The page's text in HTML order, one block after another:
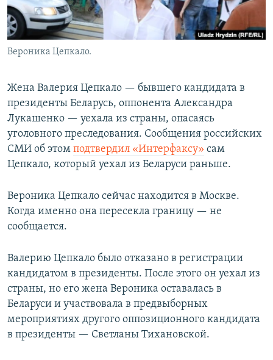
Вероника Цепкало.
Жена Валерия Цепкало — бывшего кандидата в
президенты Беларусь, оппонента Александра
Лукашенко — уехала из страны, опасаясь
уголовного преследования. Сообщения российских
СМИ об этом подтвердил «Интерфаксу» сам
Цепкало, который уехал из Беларуси раньше.​
Вероника Цепкало сейчас находится в Москве.
Когда именно она пересекла границу — не
сообщается.
Валерию Цепкало было отказано в регистрации
кандидатом в президенты. После этого он уехал из
страны, но его жена Вероника оставалась в
Беларуси и участвовала в предвыборных
мероприятиях другого оппозиционного кандидата
в президенты — Светланы Тихановской.